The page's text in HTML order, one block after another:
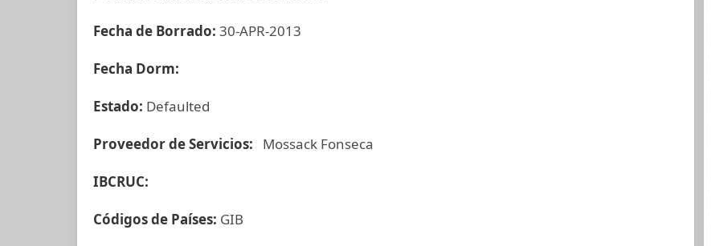
Fecha de Borrado: 30-APR-2013
Fecha Dorm:
Estado: Defaulted
Proveedor de Servicios: Mossack Fonseca
IBCRUC:
Códigos de Países: GIB